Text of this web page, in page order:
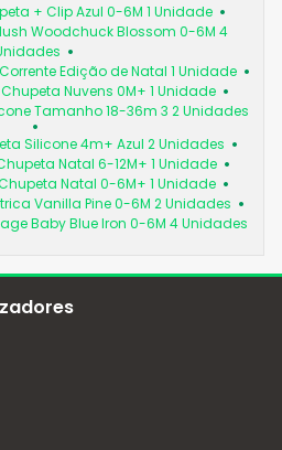
+ Clip Azul 0-6M 1 Unidade
Woodchuck Blossom 0-6M 4
Edição de Natal 1 Unidade
Nuvens 0M+ 1 Unidade
Tamanho 18-36m 3 2 Unidades
Silicone 4m+ Azul 2 Unidades
Natal 6-12M+ 1 Unidade
Natal 0-6M+ 1 Unidade
Vanilla Pine 0-6M 2 Unidades
Baby Blue Iron 0-6M 4 Unidades